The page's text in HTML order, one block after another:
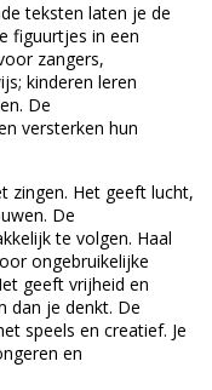
teksten laten je de
figuurtjes in een
zangers,
kinderen leren
De
versterken hun
zingen. Het geeft lucht,
De
te volgen. Haal
ongebruikelijke
geeft vrijheid en
dan je denkt. De
speels en creatief. Je
en